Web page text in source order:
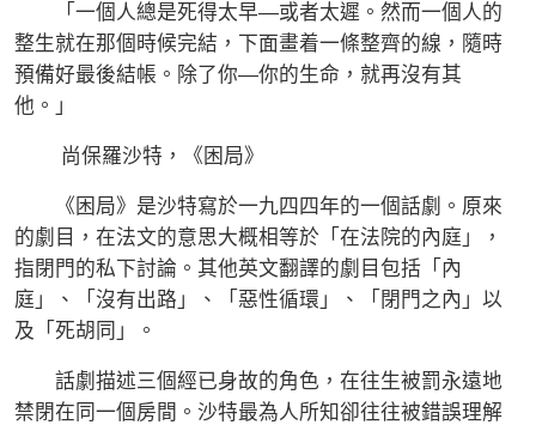
「一個人總是死得太早—或者太遲。然而一個人的
整生就在那個時候完結，下面畫着一條整齊的線，隨時
預備好最後結帳。除了你—你的生命，就再沒有其
他。」
尚保羅沙特，《困局》
《困局》是沙特寫於一九四四年的一個話劇。原來
的劇目，在法文的意思大概相等於「在法院的內庭」，
指閉門的私下討論。其他英文翻譯的劇目包括「內
庭」、「沒有出路」、「惡性循環」、「閉門之內」以
及「死胡同」。
話劇描述三個經已身故的角色，在往生被罰永遠地
禁閉在同一個房間。沙特最為人所知卻往往被錯誤理解